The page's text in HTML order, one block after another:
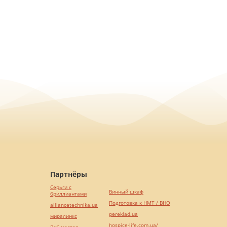
Партнёры
Серьги с
бриллиантами
alliancetechnika.ua
миралинкс
Винный шкаф
Подготовка к НМТ / ВНО
pereklad.ua
hospice-life.com.ua/